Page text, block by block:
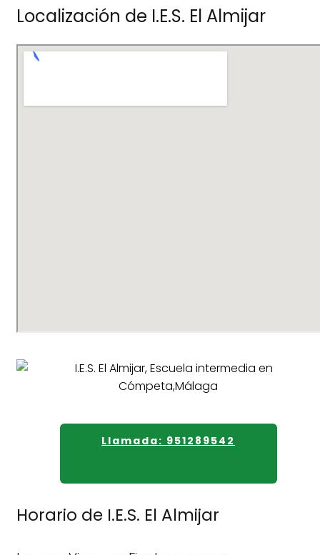
Localización de I.E.S. El Almijar
Llamada: 951289542
Horario de I.E.S. El Almijar